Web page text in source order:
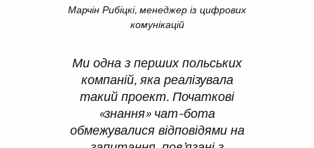
Марчін Рибіцкі, менеджер із цифрових
комунікацій
Ми одна з перших польських
компаній, яка реалізувала
такий проект. Початкові
«знання» чат-бота
обмежувалися відповідями на